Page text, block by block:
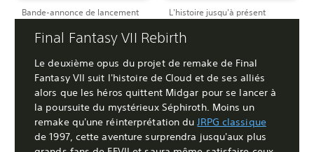
Bande-annonce de lancement L'histoire jusqu'à présent
Final Fantasy VII Rebirth
Le deuxième opus du projet de remake de Final
Fantasy VII suit l'histoire de Cloud et de ses alliés
alors que les héros quittent Midgar pour se lancer à
la poursuite du mystérieux Séphiroth. Moins un
remake qu'une réinterprétation duJRPG classique
de 1997, cette aventure surprendra jusqu'aux plus